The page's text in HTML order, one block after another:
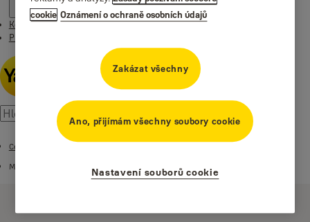
Kontakt
Příběhy
Centrum stahování
Manuály k produktům
cookie Oznámení o ochraně osobních údajů
Zakázat všechny
Ano, přijímám všechny soubory cookie
Nastavení souborů cookie